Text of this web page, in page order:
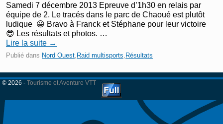
Samedi 7 décembre 2013 Epreuve d’1h30 en relais par
équipe de 2. Le tracés dans le parc de Chaoué est plutôt
ludique 😀 Bravo à Franck et Stéphane pour leur victoire
😎 Les résultats et photos. …
Lire la suite →
Publié dans Nord Ouest Raid multisports Résultats
© 2026 - Tourisme et Aventure VTT